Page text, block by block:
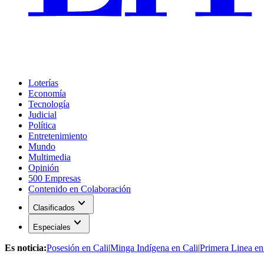
Loterías
Economía
Tecnología
Judicial
Política
Entretenimiento
Mundo
Multimedia
Opinión
500 Empresas
Contenido en Colaboración
Clasificados expand_more
Especiales expand_more
Es noticia:Posesión en Cali|Minga Indígena en Cali|Primera Linea